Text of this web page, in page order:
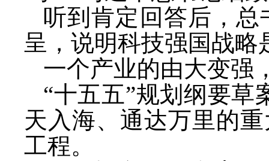
听到肯定回答后，
呈，说明科技强国战略
一个产业的由大变强
“十五五”规划纲要草
天入海、通达万里的
工程。